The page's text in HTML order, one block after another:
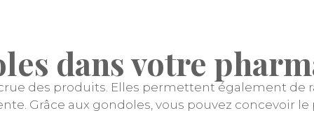
dans votre
des produits. Elles permettent également de
Grâce aux gondoles, vous pouvez concevoir